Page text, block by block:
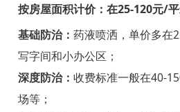
安吉白蚁防治
绍兴白蚁防治
诸暨白蚁防治
嵊州白蚁防治
按房屋面积计价：在25-120元/
基础防治： 药液喷洒，单价多在
写字间和小办公区；
深度防治： 收费标准一般在40-
场等；